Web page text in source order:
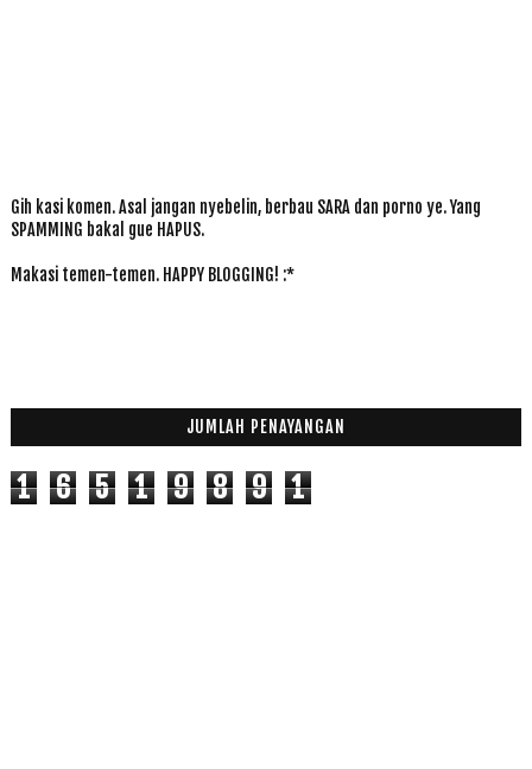
Gih kasi komen. Asal jangan nyebelin, berbau SARA dan porno ye. Yang
SPAMMING bakal gue HAPUS.
Makasi temen-temen. HAPPY BLOGGING! :*
JUMLAH PENAYANGAN
1 6 5 1 9 8 9 1